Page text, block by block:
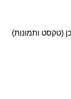
(טקסט ותמונות)